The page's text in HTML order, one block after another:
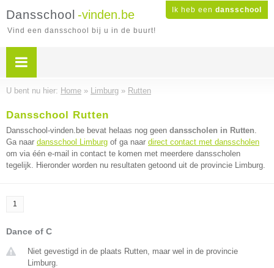
Ik heb een dansschool
Dansschool -vinden.be
Vind een dansschool bij u in de buurt!
U bent nu hier: Home » Limburg » Rutten
Dansschool Rutten
Dansschool-vinden.be bevat helaas nog geen dansscholen in Rutten.
Ga naar dansschool Limburg of ga naar direct contact met dansscholen
om via één e-mail in contact te komen met meerdere dansscholen
tegelijk. Hieronder worden nu resultaten getoond uit de provincie Limburg.
1
Dance of C
Niet gevestigd in de plaats Rutten, maar wel in de provincie
Limburg.